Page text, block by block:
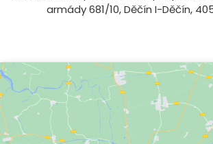
armády 681/10, Děčín I-Děčín,